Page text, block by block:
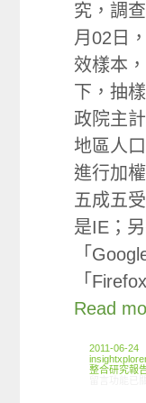
究，調
月02日
效樣本
下，抽
政院主
地區人
進行加
五成五
是IE；
「
「
Read
2011-06-24
整合研究報